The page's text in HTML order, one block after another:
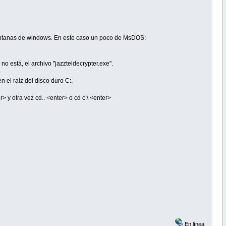
de windows. En este caso un poco de MsDOS:
está, el archivo "jazzteldecrypter.exe".
el raíz del disco duro C:.
y otra vez cd.. <enter> o cd c:\ <enter>
En línea